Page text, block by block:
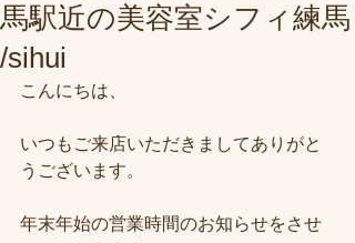
馬駅近の美容室シフィ練馬
/sihui
こんにちは、
いつもご来店いただきましてありがと
うございます。
年末年始の営業時間のお知らせをさせ